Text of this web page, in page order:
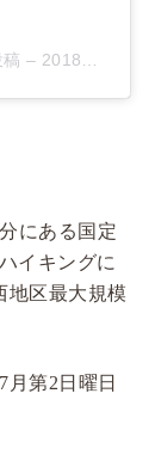
– 2018年 6月月23日午前3時03分PDT
にある国定
イキングに
地区最大規模
第2日曜日